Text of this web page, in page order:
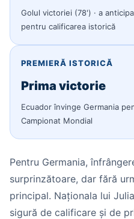
Golul victoriei (78') · a
pentru calificarea istorică
PREMIERĂ ISTORICĂ
Prima victorie
Ecuador învinge Germania
Campionat Mondial
Pentru Germania,
surprinzătoare, dar fără
principal. Naționala lui
sigură de calificare și de